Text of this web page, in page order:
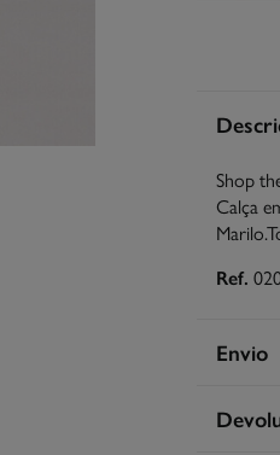
Shop
Calça
Ref.
Envio